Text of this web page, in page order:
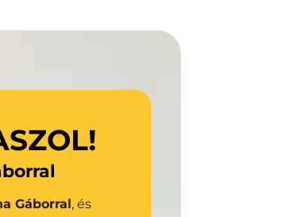
az Osia-ról
Gáborral, és